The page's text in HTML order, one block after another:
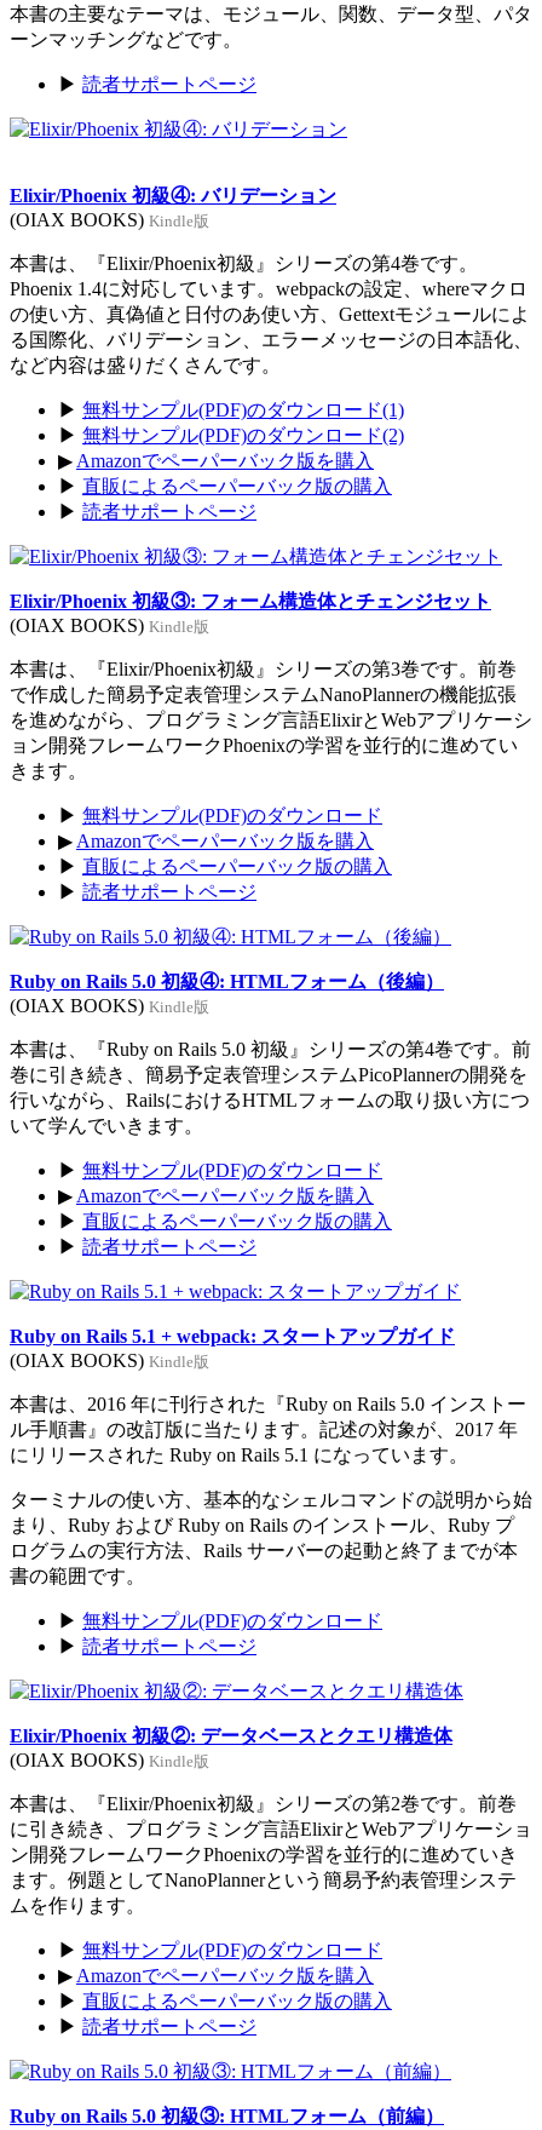
本書の主要なテーマは、モジュール、関数、データ型、パタ
ーンマッチングなどです。
▶ 読者サポートページ
Elixir/Phoenix 初級④: バリデーション
(OIAX BOOKS) Kindle版
本書は、『Elixir/Phoenix初級』シリーズの第4巻です。
Phoenix 1.4に対応しています。webpackの設定、whereマクロ
の使い方、真偽値と日付のあ使い方、Gettextモジュールによ
る国際化、バリデーション、エラーメッセージの日本語化、
など内容は盛りだくさんです。
▶ 無料サンプル(PDF)のダウンロード(1)
▶ 無料サンプル(PDF)のダウンロード(2)
▶ Amazonでペーパーバック版を購入
▶ 直販によるペーパーバック版の購入
▶ 読者サポートページ
Elixir/Phoenix 初級③: フォーム構造体とチェンジセット
(OIAX BOOKS) Kindle版
本書は、『Elixir/Phoenix初級』シリーズの第3巻です。前巻
で作成した簡易予定表管理システムNanoPlannerの機能拡張
を進めながら、プログラミング言語ElixirとWebアプリケーシ
ョン開発フレームワークPhoenixの学習を並行的に進めてい
きます。
▶ 無料サンプル(PDF)のダウンロード
▶ Amazonでペーパーバック版を購入
▶ 直販によるペーパーバック版の購入
▶ 読者サポートページ
Ruby on Rails 5.0 初級④: HTMLフォーム（後編）
(OIAX BOOKS) Kindle版
本書は、『Ruby on Rails 5.0 初級』シリーズの第4巻です。前
巻に引き続き、簡易予定表管理システムPicoPlannerの開発を
行いながら、RailsにおけるHTMLフォームの取り扱い方につ
いて学んでいきます。
▶ 無料サンプル(PDF)のダウンロード
▶ Amazonでペーパーバック版を購入
▶ 直販によるペーパーバック版の購入
▶ 読者サポートページ
Ruby on Rails 5.1 + webpack: スタートアップガイド
(OIAX BOOKS) Kindle版
本書は、2016 年に刊行された『Ruby on Rails 5.0 インストー
ル手順書』の改訂版に当たります。記述の対象が、2017 年
にリリースされた Ruby on Rails 5.1 になっています。
ターミナルの使い方、基本的なシェルコマンドの説明から始
まり、Ruby および Ruby on Rails のインストール、Ruby プ
ログラムの実行方法、Rails サーバーの起動と終了までが本
書の範囲です。
▶ 無料サンプル(PDF)のダウンロード
▶ 読者サポートページ
Elixir/Phoenix 初級②: データベースとクエリ構造体
(OIAX BOOKS) Kindle版
本書は、『Elixir/Phoenix初級』シリーズの第2巻です。前巻
に引き続き、プログラミング言語ElixirとWebアプリケーショ
ン開発フレームワークPhoenixの学習を並行的に進めていき
ます。例題としてNanoPlannerという簡易予約表管理システ
ムを作ります。
▶ 無料サンプル(PDF)のダウンロード
▶ Amazonでペーパーバック版を購入
▶ 直販によるペーパーバック版の購入
▶ 読者サポートページ
Ruby on Rails 5.0 初級③: HTMLフォーム（前編）